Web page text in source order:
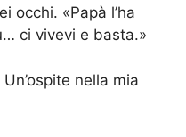
occhi. «Papà l’ha
ci vivevi e basta.»
Un’ospite nella mia